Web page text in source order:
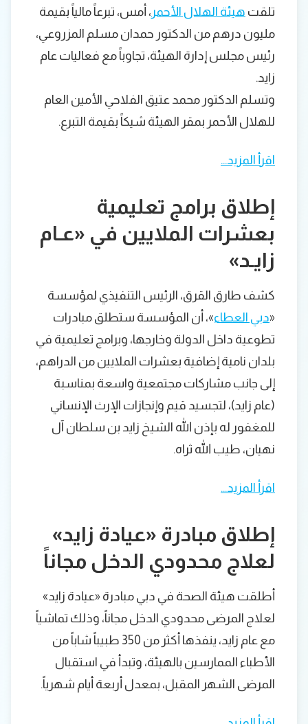
تلقت هيئة الهلال الأحمر ، أمس، تبرعاً مالياً بقيمة
مليون درهم من الدكتور حمدان مسلم المزروعي،
رئيس مجلس إدارة الهيئة، تجاوباً مع فعاليات عام
زايد.
وتسلم الدكتور محمد عتيق الفلاحي الأمين العام
للهلال الأحمر بمقر الهيئة شيكاً بقيمة التبرع.
اقرأ المزيد…
إطلاق برامج تعليمية
بعشرات الملايين في «عـام
زايـد»
كشف طارق القرق، الرئيس التنفيذي لمؤسسة
«دبي العطاء»، أن المؤسسة ستطلق مبادرات
تطوعية داخل الدولة وخارجها، وبرامج تعليمية في
بلدان نامية إضافية بعشرات الملايين من الدراهم،
إلى جانب مشاركات مجتمعية واسعة بمناسبة
(عام زايد)، لتجسيد قيم وإنجازات الإرث الإنساني
للمغفور له بإذن الله الشيخ زايد بن سلطان آل
نهيان، طيب الله ثراه.
اقرأ المزيد…
إطلاق مبادرة «عيادة زايد»
لعلاج محدودي الدخل مجاناً
أطلقت هيئة الصحة في دبي مبادرة «عيادة زايد»
لعلاج المرضى محدودي الدخل مجاناً، وذلك تماشياً
مع عام زايد، ينفذها أكثر من 350 طبيباً شاباً من
الأطباء الممارسين بالهيئة، وتبدأ في استقبال
المرضى الشهر المقبل، بمعدل أربعة أيام شهرياً.